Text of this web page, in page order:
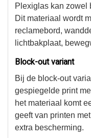
Plexiglas kan zowel
Dit materiaal wordt
reclamebord,
lichtbakplaat,
Block-out variant
Bij de block-out
gespiegelde print
het materiaal komt
geeft van printen
extra bescherming.